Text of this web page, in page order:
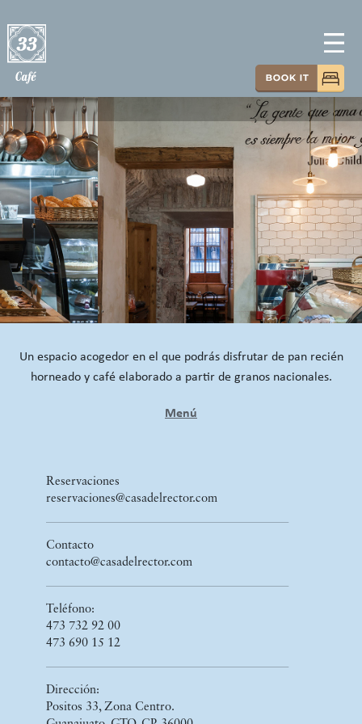
Un espacio acogedor en el que podrás disfrutar de pan recién
horneado y café elaborado a partir de granos nacionales.
Menú
Reservaciones
reservaciones@casadelrector.com
Contacto
contacto@casadelrector.com
Teléfono:
473 732 92 00
473 690 15 12
Dirección:
Positos 33, Zona Centro.